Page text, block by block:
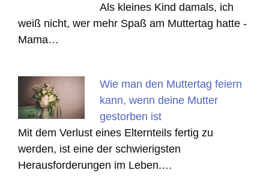
Als kleines Kind damals, ich
weiß nicht, wer mehr Spaß am Muttertag hatte -
Mama…
Wie man den Muttertag feiern
kann, wenn deine Mutter
gestorben ist
Mit dem Verlust eines Elternteils fertig zu
werden, ist eine der schwierigsten
Herausforderungen im Leben.…